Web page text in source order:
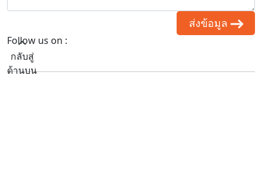
ส่งข้อมูล
กลับสู่
ด้านบน
Follow us on :